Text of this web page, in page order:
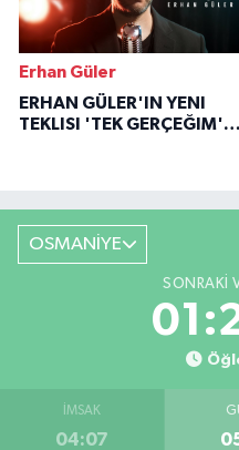
Erhan Güler
ERHAN GÜLER'IN YENI
TEKLISI 'TEK GERÇEĞIM'LE
OSMANİYE
SONRAKI
İMSAK
04:07